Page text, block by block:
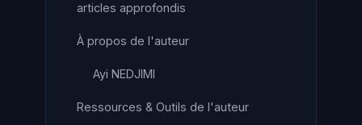
articles approfondis
À propos de l'auteur
Ayi NEDJIMI
Ressources & Outils de l'auteur